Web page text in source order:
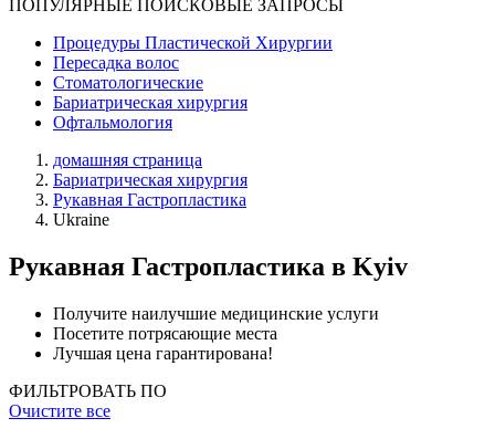
ПОПУЛЯРНЫЕ ПОИСКОВЫЕ ЗАПРОСЫ
Процедуры Пластической Хирургии
Пересадка волос
Стоматологические
Бариатрическая хирургия
Офтальмология
домашняя страница
Бариатрическая хирургия
Рукавная Гастропластика
Ukraine
Рукавная Гастропластика в Kyiv
Получите наилучшие медицинские услуги
Посетите потрясающие места
Лучшая цена гарантирована!
ФИЛЬТРОВАТЬ ПО
Очистите все